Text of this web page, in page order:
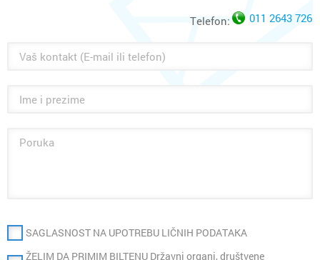
Telefon: 011 2643 726
SAGLASNOST NA UPOTREBU LIČNIH PODATAKA
ŽELIM DA PRIMIM BILTENU Državni organi, društvene